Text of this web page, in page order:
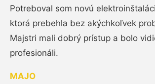
Potreboval som novú
ktorá prebehla bez akýchkoľvek
Majstri mali dobrý prístup a bolo
profesionáli.
MAJO